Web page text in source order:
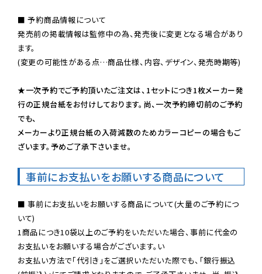
■ 予約商品情報について
発売前の掲載情報は監修中の為、発売後に変更となる場合があり
ます。
(変更の可能性がある点…商品仕様、内容、デザイン、発売時期等)
★一次予約でご予約頂いたご注文は、1セットにつき1枚メーカー発
行の正規台紙をお付けしております。尚、一次予約締切前のご予約
でも、
メーカーより正規台紙の入荷減数のためカラーコピーの場合もご
ざいます。予めご了承下さいませ。
事前にお支払いをお願いする商品について
■ 事前にお支払いをお願いする商品について(大量のご予約につ
いて)
1商品につき10袋以上のご予約をいただいた場合、事前に代金の
お支払いをお願いする場合がございます。い
お支払い方法で「代引き」をご選択いただいた際でも、「銀行振込